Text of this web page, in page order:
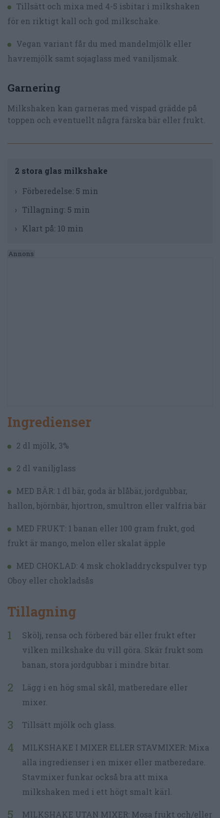
Tillsätt och mixa med 4-5 isbitar i milkshaken
för en riktigt kall och god milkschake.
Vegan variant får du med mandelmjölk eller
havremjölk samt sojaglass med vaniljsmak.
Garnering
Milkshaken kan garneras med vispad grädde på
toppen och eventuellt några färska bär eller frukt.
2 stora glas milkshake
Förberedelse: 5 min
Tillagning: 5 min
Klart på: 10 min
Ingredienser
2 dl mjölk, 3%
2 dl vaniljglass
MED BÄR: 1 dl bär, goda är blåbär, jordgubbar,
hallon, björnbär, hjortron, smultron eller valfria bär
MED FRUKT: 1 banan eller 100 gram frukt, god
frukt är mango, melon eller skalat äpple
MED CHOKLAD: 4 msk chokladdryckspulver typ
Oboy eller chokladsås
Tillagning
Skölj, rensa och förbered bär eller frukt efter
vilken milkshake du vill göra. Skär frukt som
banan, stora jordgubbar i mindre bitar.
Lägg i en hög smal skål, matberedare eller
mixer.
Tillsätt mjölk och glass.
MILKSHAKE I MIXER ELLER STAVMIXER: Mixa
alla ingredienser i en mixer eller matberedare.
Stavmixer funkar också bra att mixa
milkshaken med i ett högt smalt kärl.
MILKSHAKE UTAN MIXER: Mosa frukt och/eller